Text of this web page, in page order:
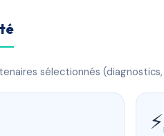
sélectionnés
⚡